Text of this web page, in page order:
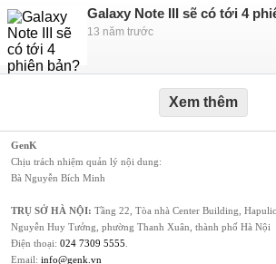
Galaxy Note III sẽ có tới 4
13 năm trước
Xem thêm
GenK
Chịu trách nhiệm quản lý nội dung:
Bà Nguyễn Bích Minh
TRỤ SỞ HÀ NỘI: Tầng 22, Tòa nhà Center Building,
Nguyễn Huy Tưởng, phường Thanh Xuân, thành phố Hà Nội
Điện thoại: 024 7309 5555
Email: info@genk.vn